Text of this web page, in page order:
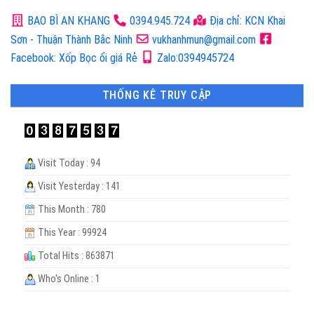
BAO BÌ AN KHANG 0394.945.724
Địa chỉ: KCN Khai
Sơn - Thuận Thành Bắc Ninh
vukhanhmun@gmail.com
Facebook: Xốp Bọc ổi giá Rẻ
Zalo:0394945724
THỐNG KÊ TRUY CẬP
Visit Today : 94
Visit Yesterday : 141
This Month : 780
This Year : 99924
Total Hits : 863871
Who's Online : 1